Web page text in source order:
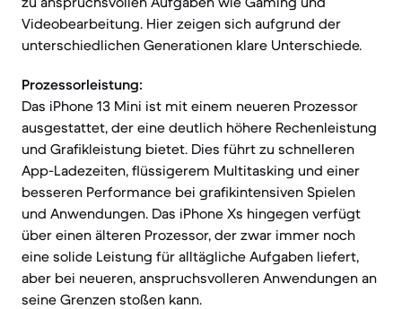
Videobearbeitung. Hier zeigen sich aufgrund der
unterschiedlichen Generationen klare Unterschiede.
Prozessorleistung:
Das iPhone 13 Mini ist mit einem neueren Prozessor
ausgestattet, der eine deutlich höhere Rechenleistung
und Grafikleistung bietet. Dies führt zu schnelleren
App-Ladezeiten, flüssigerem Multitasking und einer
besseren Performance bei grafikintensiven Spielen
und Anwendungen. Das iPhone Xs hingegen verfügt
über einen älteren Prozessor, der zwar immer noch
eine solide Leistung für alltägliche Aufgaben liefert,
aber bei neueren, anspruchsvolleren Anwendungen an
seine Grenzen stoßen kann.